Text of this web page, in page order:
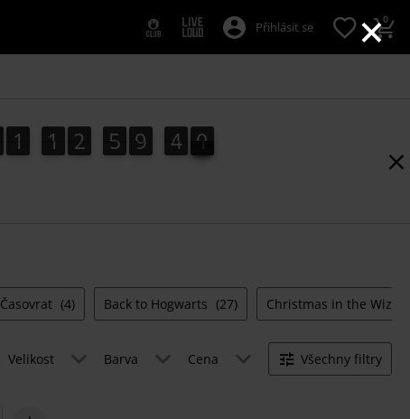
×
Přihlásit se 0
1
1 1
1 2
2 5
5 9
9 3
4
3 8
9
8
0
9
Časovrat (4) Back to Hogwarts (27) Christmas in the
Velikost Barva Cena Všechny filtry